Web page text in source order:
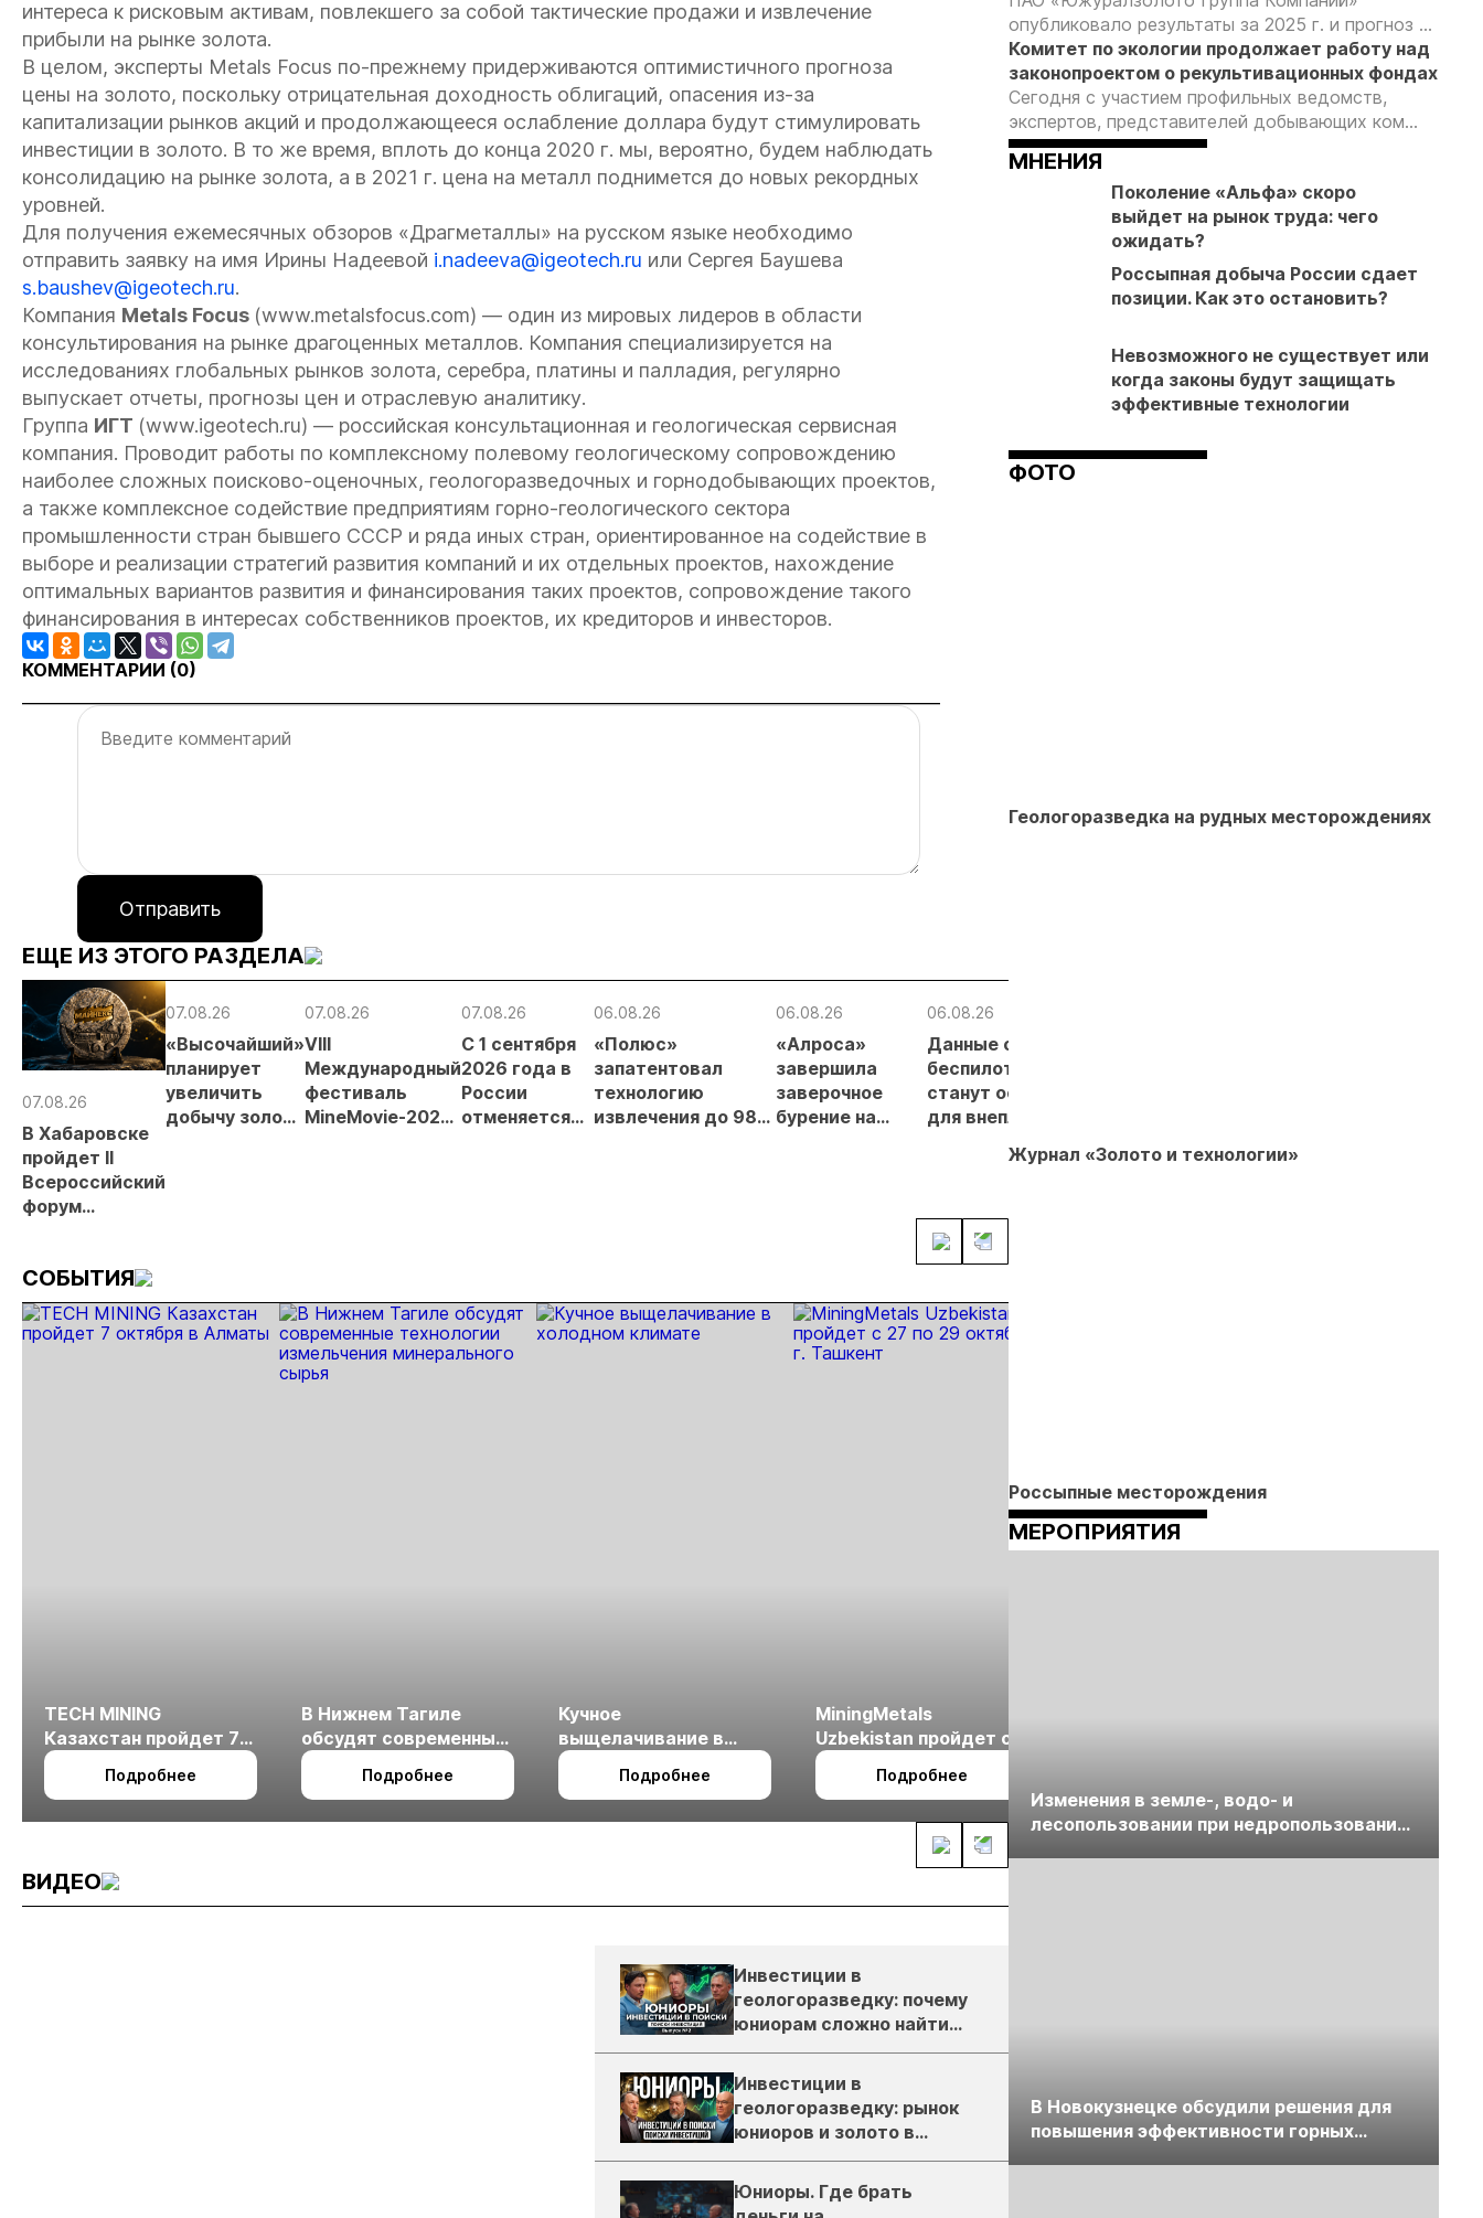
интереса к рисковым активам, повлекшего за собой тактические продажи и извлечение
прибыли на рынке золота.
В целом, эксперты Metals Focus по-прежнему придерживаются оптимистичного прогноза
цены на золото, поскольку отрицательная доходность облигаций, опасения из-за
капитализации рынков акций и продолжающееся ослабление доллара будут стимулировать
инвестиции в золото. В то же время, вплоть до конца 2020 г. мы, вероятно, будем наблюдать
консолидацию на рынке золота, а в 2021 г. цена на металл поднимется до новых рекордных
уровней.
Для получения ежемесячных обзоров «Драгметаллы» на русском языке необходимо
отправить заявку на имя Ирины Надеевой i.nadeeva@igeotech.ru или Сергея Баушева
s.baushev@igeotech.ru.
Компания Metals Focus (www.metalsfocus.com) — один из мировых лидеров в области
консультирования на рынке драгоценных металлов. Компания специализируется на
исследованиях глобальных рынков золота, серебра, платины и палладия, регулярно
выпускает отчеты, прогнозы цен и отраслевую аналитику.
Группа ИГТ (www.igeotech.ru) — российская консультационная и геологическая сервисная
компания. Проводит работы по комплексному полевому геологическому сопровождению
наиболее сложных поисково-оценочных, геологоразведочных и горнодобывающих проектов,
а также комплексное содействие предприятиям горно-геологического сектора
промышленности стран бывшего СССР и ряда иных стран, ориентированное на содействие в
выборе и реализации стратегий развития компаний и их отдельных проектов, нахождение
оптимальных вариантов развития и финансирования таких проектов, сопровождение такого
финансирования в интересах собственников проектов, их кредиторов и инвесторов.
КОММЕНТАРИИ (0)
Отправить
ЕЩЕ ИЗ ЭТОГО РАЗДЕЛА
07.08.26
В Хабаровске
пройдет II
Всероссийский
форум
России»
07.08.26
«Высочайший»
планирует
увеличить
добычу золота
07.08.26
VIII
Международный
фестиваль
MineMovie-2026
07.08.26
С 1 сентября
2026 года в
России
отменяется
06.08.26
«Полюс»
запатентовал
технологию
извлечения до 98%
06.08.26
«Алроса»
завершила
заверочное
бурение на
06.08.26
Данные с
беспилотников
станут основанием
для внеплановых
недропользователейпервом
незаконной
СОБЫТИЯ
TECH MINING
Казахстан пройдет 7
октября в Алматы
Подробнее
В Нижнем Тагиле
обсудят современные
технологии
измельчения
Подробнее
Кучное
выщелачивание в
холодном климате
Подробнее
MiningMetals
Uzbekistan пройдет с
27 по 29 октября в г.
Ташкент
Подробнее
ВИДЕО
Инвестиции в
геологоразведку: почему
юниорам сложно найти
деньги
Инвестиции в
геологоразведку: рынок
юниоров и золото в
России
Юниоры. Где брать
опубликовало результаты за 2025 г. и прогноз ...
Комитет по экологии продолжает работу над
законопроектом о рекультивационных фондах
Сегодня с участием профильных ведомств,
экспертов, представителей добывающих ком...
МНЕНИЯ
Поколение «Альфа» скоро
выйдет на рынок труда: чего
ожидать?
Россыпная добыча России сдает
позиции. Как это остановить?
Невозможного не существует или
когда законы будут защищать
эффективные технологии
ФОТО
Геологоразведка на рудных месторождениях
Журнал «Золото и технологии»
Россыпные месторождения
МЕРОПРИЯТИЯ
Изменения в земле-, водо- и
лесопользовании при недропользовании
В Новокузнецке обсудили решения для
повышения эффективности горных